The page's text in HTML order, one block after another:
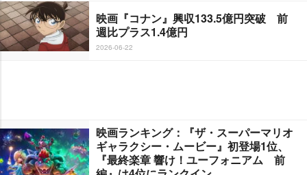
映画『コナン』興収133.5億円突破 前
週比プラス1.4億円
2026-06-22
映画ランキング：『ザ・スーパーマリオ
ギャラクシー・ムービー』初登場1位、
『最終楽章 響け！ユーフォニアム 前